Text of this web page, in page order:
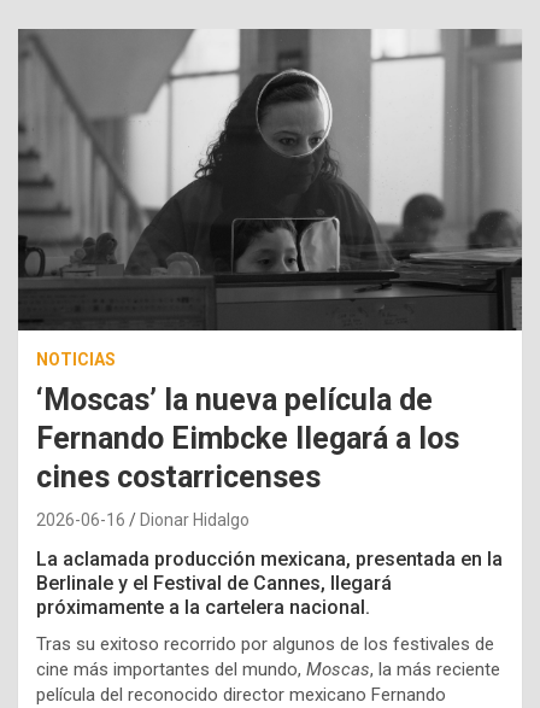
NOTICIAS
‘Moscas’ la nueva película de
Fernando Eimbcke llegará a los
cines costarricenses
2026-06-16 Dionar Hidalgo
La aclamada producción mexicana, presentada en la
Berlinale y el Festival de Cannes, llegará
próximamente a la cartelera nacional.
Tras su exitoso recorrido por algunos de los festivales de
cine más importantes del mundo, Moscas, la más reciente
película del reconocido director mexicano Fernando